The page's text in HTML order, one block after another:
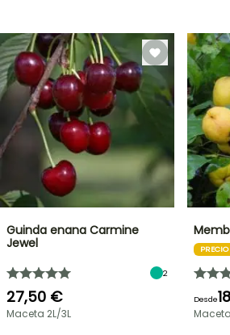
Guinda enana Carmine
Jewel
2
27,50 €
Maceta 2L/3L
Desde